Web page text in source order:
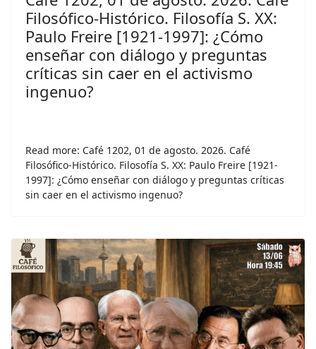
Filosófico-Histórico. Filosofía S. XX:
Paulo Freire [1921-1997]: ¿Cómo
enseñar con diálogo y preguntas
críticas sin caer en el activismo
ingenuo?
Read more: Café 1202, 01 de agosto. 2026. Café
Filosófico-Histórico. Filosofía S. XX: Paulo Freire [1921-
1997]: ¿Cómo enseñar con diálogo y preguntas críticas
sin caer en el activismo ingenuo?